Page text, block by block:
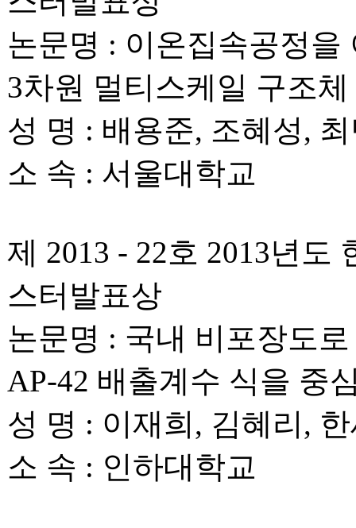
논문명 : 이온집속공정
3차원 멀티스케일 구조
성 명 : 배용준, 조혜성,
소 속 : 서울대학교
제 2013 - 22호 2013년도
스터발표상
논문명 : 국내 비포장도
AP-42 배출계수 식을 중
성 명 : 이재희, 김혜리,
소 속 : 인하대학교